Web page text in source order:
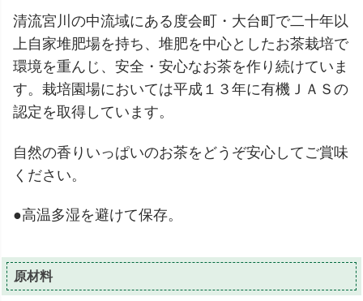
清流宮川の中流域にある度会町・大台町で二十年以
上自家堆肥場を持ち、堆肥を中心としたお茶栽培で
環境を重んじ、安全・安心なお茶を作り続けていま
す。栽培園場においては平成１３年に有機ＪＡＳの
認定を取得しています。
自然の香りいっぱいのお茶をどうぞ安心してご賞味
ください。
●高温多湿を避けて保存。
原材料